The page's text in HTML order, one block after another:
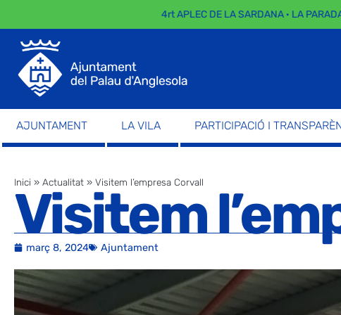
4rt APLEC DE LA SARDANA · LA PARADA
AJUNTAMENT LA VILA PARTICIPACIÓ I
Inici » Actualitat » Visitem l’empresa Corvall
Visitem
març 8, 2024 Ajuntament